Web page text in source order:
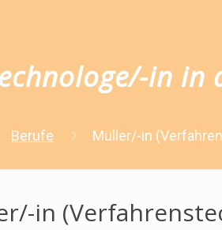
in in
Berufe Müller/-in
in